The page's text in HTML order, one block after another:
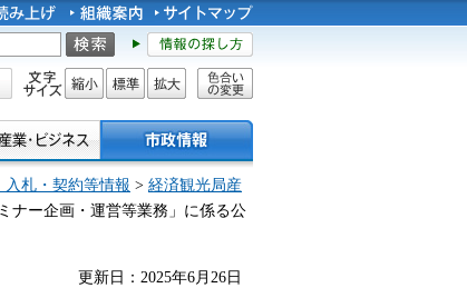
文字サイズ
縮小 標準 拡大
色合い
札・契約等情報 > 経済観光局産
ナー企画・運営等業務」に係る公
更新日：2025年6月26日